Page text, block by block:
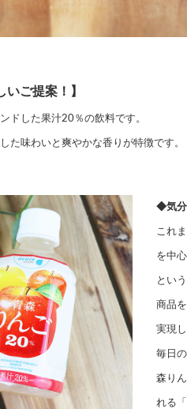
いご提案！】
ドした果汁20％の飲料です。
た味わいと爽やかな香りが特徴です。
◆気分
これ
を中
とい
商品
実現
毎日
森り
れる